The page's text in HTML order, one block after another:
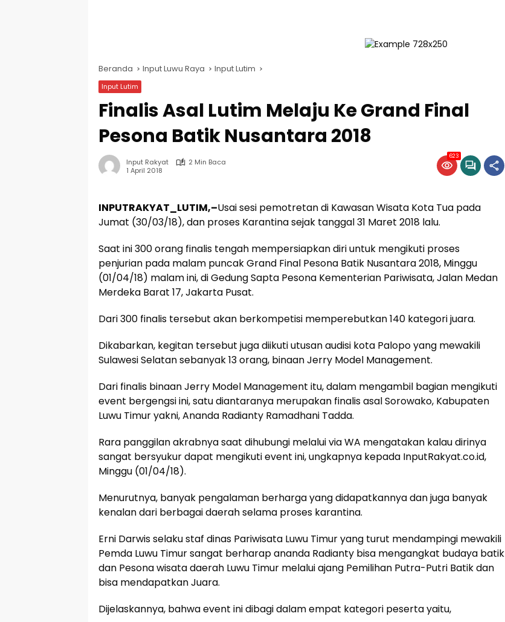
Beranda Input Luwu Raya Input Lutim
Input Lutim
Finalis Asal Lutim Melaju Ke Grand Final
Pesona Batik Nusantara 2018
Input Rakyat
2 Min Baca
1 April 2018
623
INPUTRAKYAT_LUTIM,–Usai sesi pemotretan di Kawasan Wisata Kota Tua pada
Jumat (30/03/18), dan proses Karantina sejak tanggal 31 Maret 2018 lalu.
Saat ini 300 orang finalis tengah mempersiapkan diri untuk mengikuti proses
penjurian pada malam puncak Grand Final Pesona Batik Nusantara 2018, Minggu
(01/04/18) malam ini, di Gedung Sapta Pesona Kementerian Pariwisata, Jalan Medan
Merdeka Barat 17, Jakarta Pusat.
Dari 300 finalis tersebut akan berkompetisi memperebutkan 140 kategori juara.
Dikabarkan, kegitan tersebut juga diikuti utusan audisi kota Palopo yang mewakili
Sulawesi Selatan sebanyak 13 orang, binaan Jerry Model Management.
Dari finalis binaan Jerry Model Management itu, dalam mengambil bagian mengikuti
event bergengsi ini, satu diantaranya merupakan finalis asal Sorowako, Kabupaten
Luwu Timur yakni, Ananda Radianty Ramadhani Tadda.
Rara panggilan akrabnya saat dihubungi melalui via WA mengatakan kalau dirinya
sangat bersyukur dapat mengikuti event ini, ungkapnya kepada InputRakyat.co.id,
Minggu (01/04/18).
Menurutnya, banyak pengalaman berharga yang didapatkannya dan juga banyak
kenalan dari berbagai daerah selama proses karantina.
Erni Darwis selaku staf dinas Pariwisata Luwu Timur yang turut mendampingi mewakili
Pemda Luwu Timur sangat berharap ananda Radianty bisa mengangkat budaya batik
dan Pesona wisata daerah Luwu Timur melalui ajang Pemilihan Putra-Putri Batik dan
bisa mendapatkan Juara.
Dijelaskannya, bahwa event ini dibagi dalam empat kategori peserta yaitu,